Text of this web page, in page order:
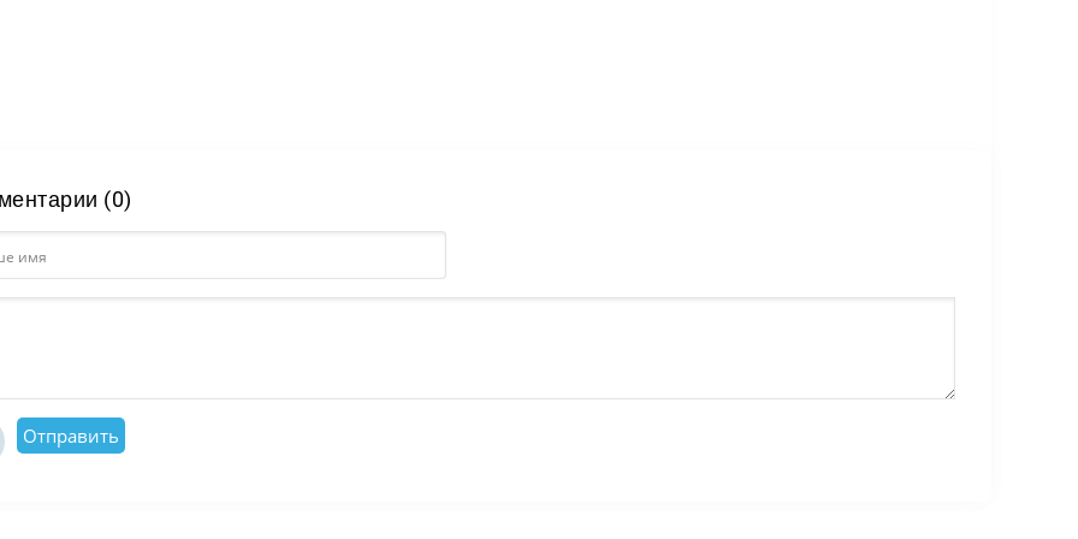
(0)
Отправить